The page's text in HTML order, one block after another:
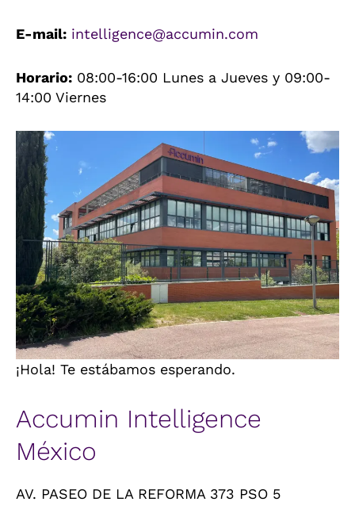
E-mail: intelligence@accumin.com
Horario: 08:00-16:00 Lunes a Jueves y 09:00-
14:00 Viernes
¡Hola! Te estábamos esperando.
Accumin Intelligence
México
AV. PASEO DE LA REFORMA 373 PSO 5